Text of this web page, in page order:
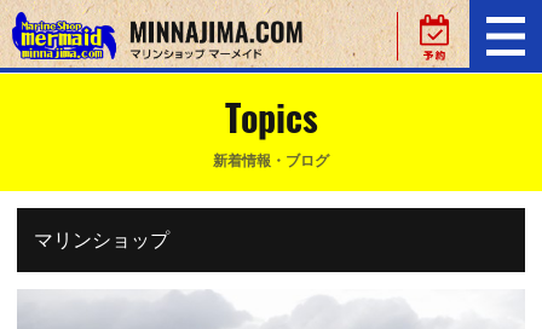
Topics
新着情報・ブログ
マリンショップ